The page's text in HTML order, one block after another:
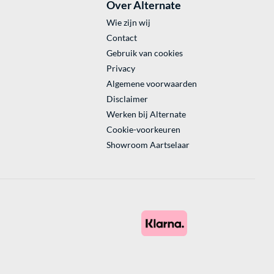
Over Alternate
Wie zijn wij
Contact
Gebruik van cookies
Privacy
Algemene voorwaarden
Disclaimer
Werken bij Alternate
Cookie-voorkeuren
Showroom Aartselaar